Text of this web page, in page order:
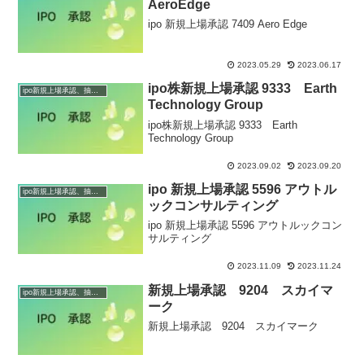
AeroEdge
ipo 新規上場承認 7409 Aero Edge
2023.05.29 2023.06.17
ipo新規上場承認、抽選情報
ipo株新規上場承認 9333 Earth
Technology Group
ipo株新規上場承認 9333 Earth
Technology Group
2023.09.02 2023.09.20
ipo新規上場承認、抽選情報
ipo 新規上場承認 5596 アウトル
ックコンサルティング
ipo 新規上場承認 5596 アウトルックコン
サルティング
2023.11.09 2023.11.24
新規上場承認 9204 スカイマ
ーク
新規上場承認 9204 スカイマーク